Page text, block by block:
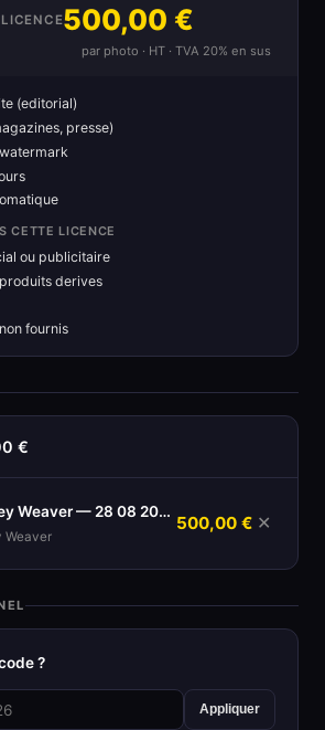
500,00 €
par photo · HT · TVA 20% en sus
(editorial)
presse)
CETTE LICENCE
ou publicitaire
derives
fournis
€
Sigourney Weaver — 28 08 2024
Weaver
500,00 € ✕
?
Appliquer